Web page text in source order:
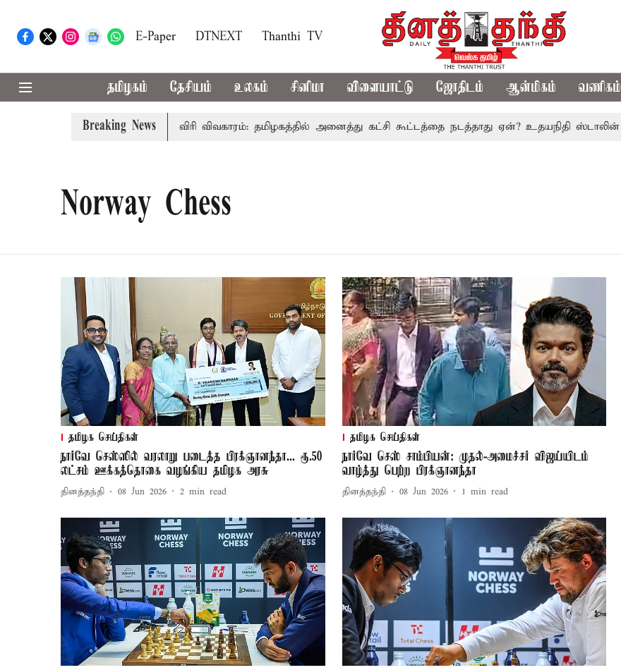
E-Paper DTNEXT Thanthi TV
தமிழகம் தேசியம் உலகம் சினிமா விளையாட்டு ஜோதிடம் ஆன்மிகம் வணிகம்
Breaking News
அமைச்சர் விஜய் உரை காவிரி விவகாரம்: தமிழகத்தில் அனைத்து கட்சி கூட்டத்தை நடத்தாது ஏன்? உதயநிதி ஸ்டாலின் கேள்வி
Norway Chess
தமிழக செய்திகள்
நார்வே செஸ்ஸில் வரலாறு படைத்த பிரக்ஞானந்தா... ரூ.50
லட்சம் ஊக்கத்தொகை வழங்கிய தமிழக அரசு
தினத்தந்தி 08 Jun 2026 2 min read
தமிழக செய்திகள்
நார்வே செஸ் சாம்பியன்: முதல்-அமைச்சர் விஜய்யிடம்
வாழ்த்து பெற்ற பிரக்ஞானந்தா
தினத்தந்தி 08 Jun 2026 1 min read